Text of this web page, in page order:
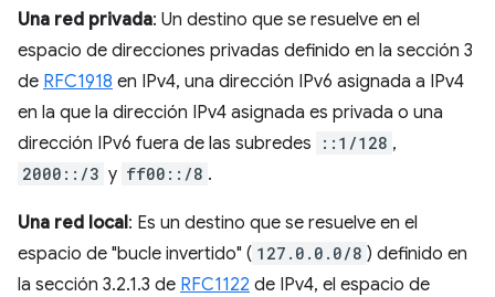
Una red privada: Un destino que se resuelve en el
espacio de direcciones privadas definido en la sección 3
de RFC1918 en IPv4, una dirección IPv6 asignada a IPv4
en la que la dirección IPv4 asignada es privada o una
dirección IPv6 fuera de las subredes
::1/128 ,
2000::/3 y ff00::/8 .
Una red local: Es un destino que se resuelve en el
espacio de "bucle invertido" ( 127.0.0.0/8 ) definido en
la sección 3.2.1.3 de RFC1122 de IPv4, el espacio de